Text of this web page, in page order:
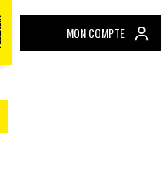
MON COMPTE